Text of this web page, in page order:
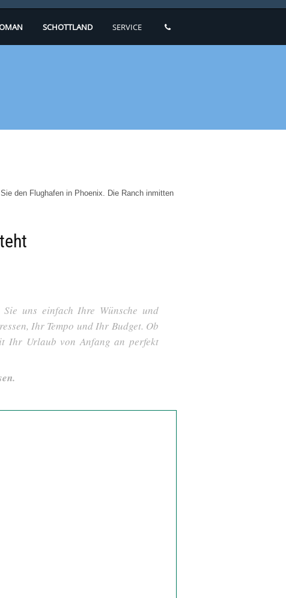
SCHOTTLAND SERVICE
den Flughafen in Phoenix. Die Ranch inmitten
uns einfach Ihre Wünsche und
Ihr Tempo und Ihr Budget. Ob
Ihr Urlaub von Anfang an perfekt